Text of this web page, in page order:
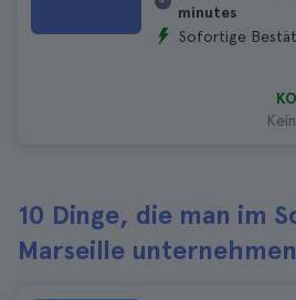
minutes
Sofortige
10 Dinge, die man im
Marseille